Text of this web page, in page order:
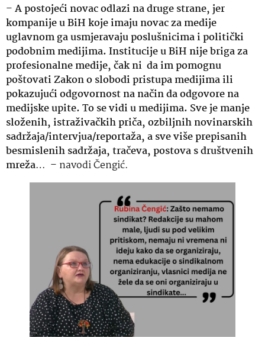
–A postojeći novac odlazi na druge strane, jer
kompanije u BiH koje imaju novac za medije
uglavnom ga usmjeravaju poslušnicima i politički
podobnim medijima. Institucije u BiH nije briga za
profesionalne medije, čak ni da im pomognu
poštovati Zakon o slobodi pristupa medijima ili
pokazujući odgovornost na način da odgovore na
medijske upite. To se vidi u medijima. Sve je manje
složenih, istraživačkih priča, ozbiljnih novinarskih
sadržaja/intervjua/reportaža, a sve više prepisanih
besmislenih sadržaja, tračeva, postova s društvenih
mreža… – navodi Čengić.